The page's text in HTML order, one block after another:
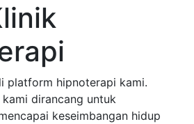
platform hipnoterapi kami.
kami dirancang untuk
keseimbangan hidup